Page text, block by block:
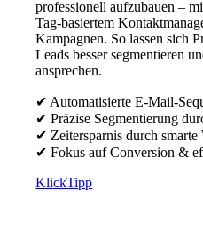
professionell aufzubauen –
Tag-basiertem
Kampagnen. So lassen sich
Leads besser segmentieren
ansprechen.
✔ Automatisierte E-Mail-
✔ Präzise Segmentierung
✔ Zeitersparnis durch
✔ Fokus auf Conversion &
KlickTipp